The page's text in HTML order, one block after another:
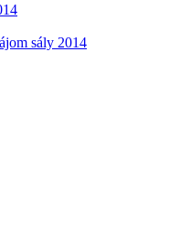
sály 2014